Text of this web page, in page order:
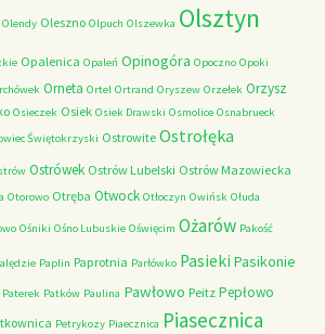
Olendy Oleszno Olpuch Olszewka Olsztyn
Opalenica Opaleń Opinogóra Opoczno Opoki
Orneta Ortel Ortrand Oryszew Orzełek Orzysz
Osieczek Osiek Osiek Drawski Osmolice Osnabrueck
Świętokrzyski Ostrowite Ostrołęka
Ostrówek Ostrów Lubelski Ostrów Mazowiecka
Otorowo Otręba Otwock Otłoczyn Owińsk Ołuda
Ośniki Ośno Lubuskie Oświęcim Ożarów Pakość
Paplin Paprotnia Parłówko Pasieki Pasikonie
Paterek Patków Paulina Pawłowo Peitz Pepłowo
Petrykozy Piaecznica Piasecznica